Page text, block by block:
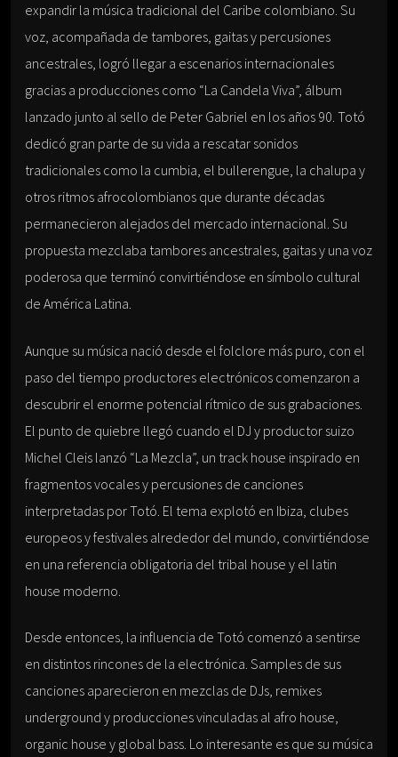
expandir la música tradicional del Caribe colombiano. Su
voz, acompañada de tambores, gaitas y percusiones
ancestrales, logró llegar a escenarios internacionales
gracias a producciones como “La Candela Viva”, álbum
lanzado junto al sello de Peter Gabriel en los años 90. Totó
dedicó gran parte de su vida a rescatar sonidos
tradicionales como la cumbia, el bullerengue, la chalupa y
otros ritmos afrocolombianos que durante décadas
permanecieron alejados del mercado internacional. Su
propuesta mezclaba tambores ancestrales, gaitas y una voz
poderosa que terminó convirtiéndose en símbolo cultural
de América Latina.
Aunque su música nació desde el folclore más puro, con el
paso del tiempo productores electrónicos comenzaron a
descubrir el enorme potencial rítmico de sus grabaciones.
El punto de quiebre llegó cuando el DJ y productor suizo
Michel Cleis lanzó “La Mezcla”, un track house inspirado en
fragmentos vocales y percusiones de canciones
interpretadas por Totó. El tema explotó en Ibiza, clubes
europeos y festivales alrededor del mundo, convirtiéndose
en una referencia obligatoria del tribal house y el latin
house moderno.
Desde entonces, la influencia de Totó comenzó a sentirse
en distintos rincones de la electrónica. Samples de sus
canciones aparecieron en mezclas de DJs, remixes
underground y producciones vinculadas al afro house,
organic house y global bass. Lo interesante es que su música